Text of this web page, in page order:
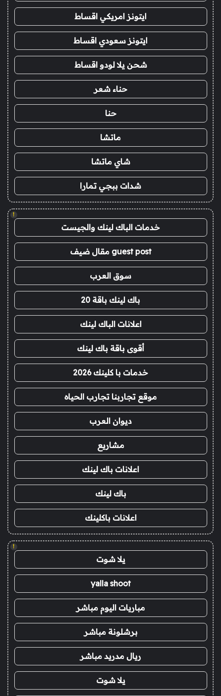
ايتونز امريكي اقساط
ايتونز سعودي اقساط
شحن يلا لودو اقساط
حناء شعر
حنا
ماتشا
شاي ماتشا
شدات ببجي تمارا
!
خدمات الباك لينك والجيست
guest post مقال ضيف
سوق العرب
باك لينك باقة 20
اعلانات الباك لينك
أقوى باقة باك لينك
خدمات با كلينك 2026
موقع تجاربنا تجارب الحياه
ديوان العرب
مشاريع
اعلانات باك لينك
باك لينك
اعلانات باكلينك
!
يلا شوت
yalla shoot
مباريات اليوم مباشر
برشلونة مباشر
ريال مدريد مباشر
يلا شوت